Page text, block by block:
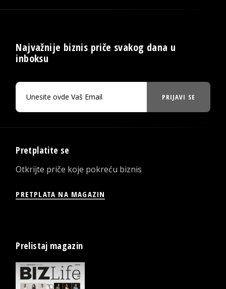
Najvažnije biznis priče svakog dana u
inboksu
PRIJAVI SE
Pretplatite se
Otkrijte priče koje pokreću biznis
PRETPLATA NA MAGAZIN
Prelistaj magazin